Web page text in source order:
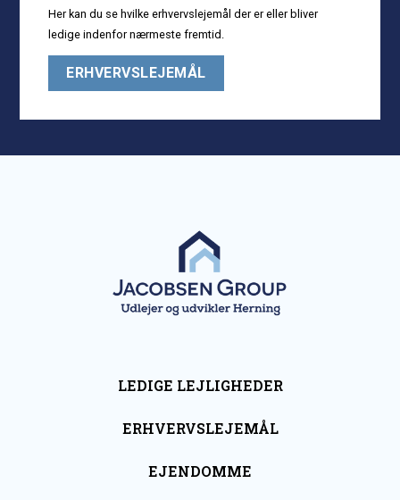
Her kan du se hvilke erhvervslejemål der er eller bliver
ledige indenfor nærmeste fremtid.
ERHVERVSLEJEMÅL
LEDIGE LEJLIGHEDER
ERHVERVSLEJEMÅL
EJENDOMME